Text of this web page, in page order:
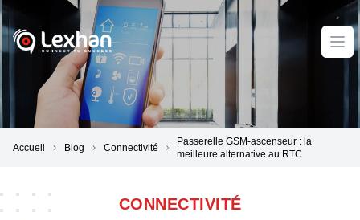
Lexhan
Accueil Blog Connectivité
Passerelle GSM-ascenseur : la
meilleure alternative au RTC
CONNECTIVITÉ